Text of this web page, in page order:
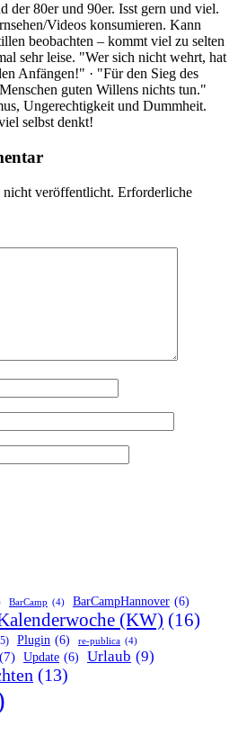
der 80er und 90er. Isst gern und viel.
Videos konsumieren. Kann
beobachten – kommt viel zu selten
sehr leise. "Wer sich nicht wehrt, hat
Anfängen!" · "Für den Sieg des
guten Willens nichts tun."
Ungerechtigkeit und Dummheit.
selbst denkt!
veröffentlicht. Erforderliche
BarCamp (4) BarCampHannover (6)
(KW) (16)
Plugin (6) re-publica (4)
(7) Update (6) Urlaub (9)
(13)